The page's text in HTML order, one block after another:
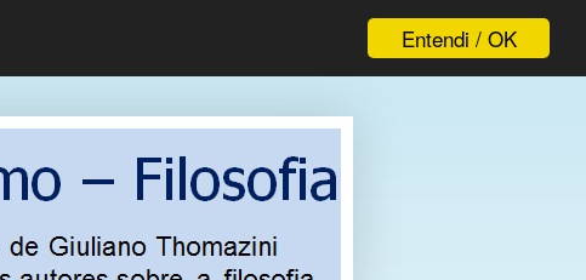
Entendi / OK